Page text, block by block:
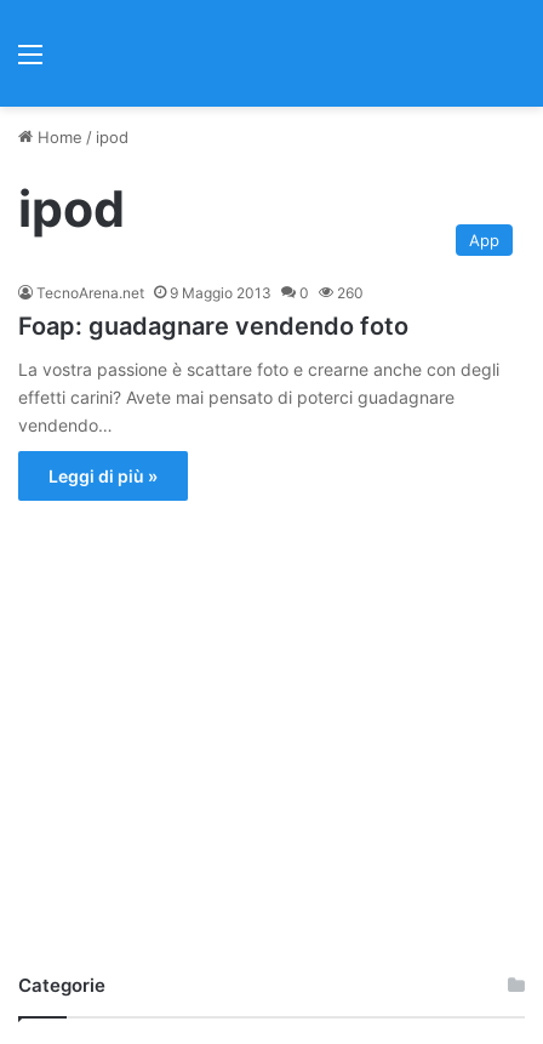
Home / ipod
ipod
App
TecnoArena.net 9 Maggio 2013 0 260
Foap: guadagnare vendendo foto
La vostra passione è scattare foto e crearne anche con degli
effetti carini? Avete mai pensato di poterci guadagnare
vendendo…
Leggi di più »
Categorie